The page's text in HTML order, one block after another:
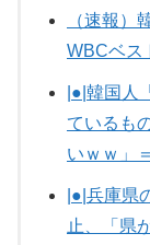
（速報）
WBCベス
|●|韓国人
ているも
いｗｗ」
|●|兵庫県
止、「県